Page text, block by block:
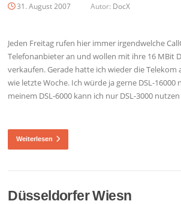
31. August 2007 Autor: DocX
Jeden Freitag rufen hier immer irgendwelche
Telefonanbieter an und wollen mit ihre 16 MBit
verkaufen. Gerade hatte ich wieder die Telekom
wie letzte Woche. Ich würde ja gerne DSL-
meinem DSL-6000 kann ich nur DSL-3000 nutzen
Weiterlesen
Düsseldorfer Wiesn